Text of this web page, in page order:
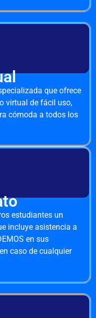
que ofrece
virtual de fácil uso,
cómoda a todos los
estudiantes un
incluye asistencia a
en sus
caso de cualquier